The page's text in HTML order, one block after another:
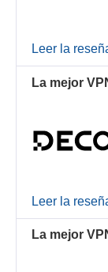
Leer la
La mejor
Leer la
La mejor